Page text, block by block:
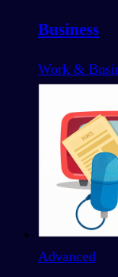
Business
Work &
Advanced